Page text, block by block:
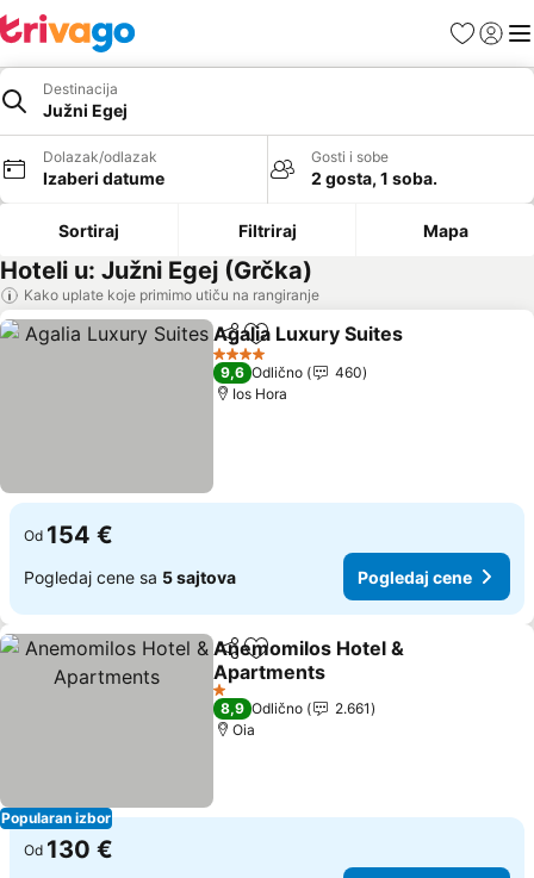
FavoritiPrijavi
Destinacija
Južni Egej
Dolazak/odlazak
Izaberi datume
Gosti i sobe
2 gosta, 1 soba.
Sortiraj Filtriraj Mapa
Hoteli u: Južni Egej (Grčka)
Kako uplate koje primimo utiču na rangiranje
Deli Dodati u favorite
Agalia Luxury Suites
4 Zvezdice
9,6 Odlično
460
Ios Hora
Od 154 €
Pogledaj cene sa 5 sajtova Pogledaj cene
Popularan izbor
Deli Dodati u favorite
Anemomilos Hotel &
Apartments
1 Zvezdice
8,9 Odlično
2.661
Oia
Od 130 €